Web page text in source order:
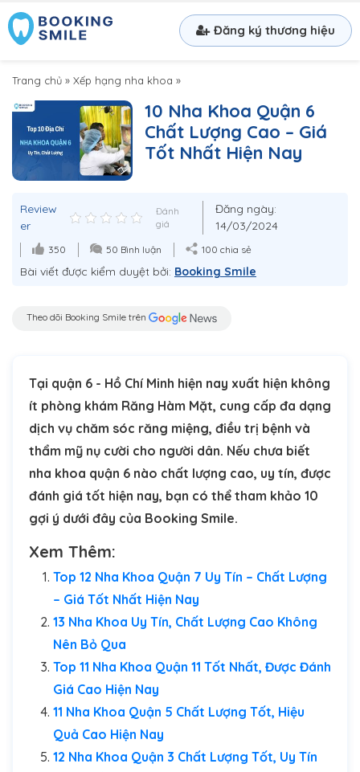
Đăng ký thương hiệu
Trang chủ » Xếp hạng nha khoa »
10 Nha Khoa Quận 6
Chất Lượng Cao – Giá
Tốt Nhất Hiện Nay
Review
er
Đánh
giá
Đăng ngày:
14/03/2024
350 50 Bình luận 100 chia sẻ
Bài viết được kiểm duyệt bởi: Booking Smile
Theo dõi Booking Smile trên
Tại quận 6 - Hồ Chí Minh hiện nay xuất hiện không
ít phòng khám Răng Hàm Mặt, cung cấp đa dạng
dịch vụ chăm sóc răng miệng, điều trị bệnh và
thẩm mỹ nụ cười cho người dân. Nếu chưa biết
nha khoa quận 6 nào chất lượng cao, uy tín, được
đánh giá tốt hiện nay, bạn có thể tham khảo 10
gợi ý dưới đây của Booking Smile.
Xem Thêm:
Top 12 Nha Khoa Quận 7 Uy Tín – Chất Lượng
– Giá Tốt Nhất Hiện Nay
13 Nha Khoa Uy Tín, Chất Lượng Cao Không
Nên Bỏ Qua
Top 11 Nha Khoa Quận 11 Tốt Nhất, Được Đánh
Giá Cao Hiện Nay
11 Nha Khoa Quận 5 Chất Lượng Tốt, Hiệu
Quả Cao Hiện Nay
12 Nha Khoa Quận 3 Chất Lượng Tốt, Uy Tín